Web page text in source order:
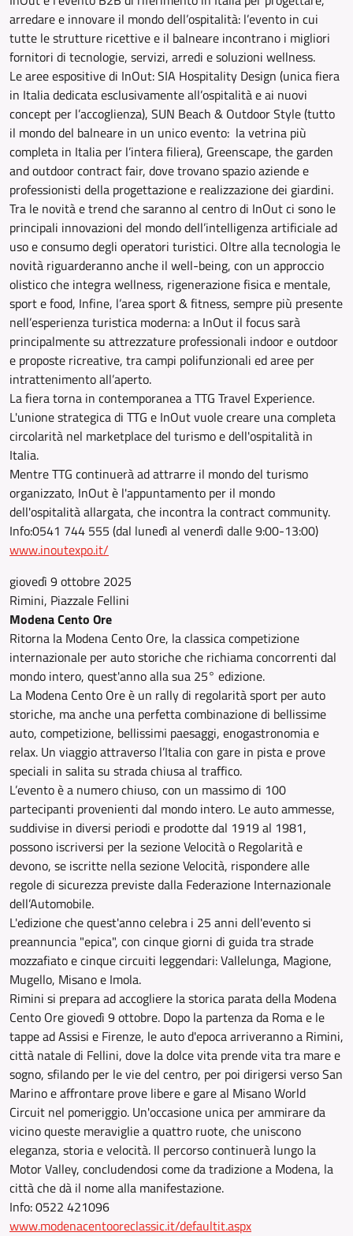
arredare e innovare il mondo dell’ospitalità: l’evento in cui
tutte le strutture ricettive e il balneare incontrano i migliori
fornitori di tecnologie, servizi, arredi e soluzioni wellness.
Le aree espositive di InOut: SIA Hospitality Design (unica fiera
in Italia dedicata esclusivamente all’ospitalità e ai nuovi
concept per l’accoglienza), SUN Beach & Outdoor Style (tutto
il mondo del balneare in un unico evento: la vetrina più
completa in Italia per l’intera filiera), Greenscape, the garden
and outdoor contract fair, dove trovano spazio aziende e
professionisti della progettazione e realizzazione dei giardini.
Tra le novità e trend che saranno al centro di InOut ci sono le
principali innovazioni del mondo dell’intelligenza artificiale ad
uso e consumo degli operatori turistici. Oltre alla tecnologia le
novità riguarderanno anche il well-being, con un approccio
olistico che integra wellness, rigenerazione fisica e mentale,
sport e food, Infine, l’area sport & fitness, sempre più presente
nell’esperienza turistica moderna: a InOut il focus sarà
principalmente su attrezzature professionali indoor e outdoor
e proposte ricreative, tra campi polifunzionali ed aree per
intrattenimento all’aperto.
La fiera torna in contemporanea a TTG Travel Experience.
L'unione strategica di TTG e InOut vuole creare una completa
circolarità nel marketplace del turismo e dell'ospitalità in
Italia.
Mentre TTG continuerà ad attrarre il mondo del turismo
organizzato, InOut è l'appuntamento per il mondo
dell'ospitalità allargata, che incontra la contract community.
Info:0541 744 555 (dal lunedì al venerdì dalle 9:00-13:00)
www.inoutexpo.it/
giovedì 9 ottobre 2025
Rimini, Piazzale Fellini
Modena Cento Ore
Ritorna la Modena Cento Ore, la classica competizione
internazionale per auto storiche che richiama concorrenti dal
mondo intero, quest'anno alla sua 25° edizione.
La Modena Cento Ore è un rally di regolarità sport per auto
storiche, ma anche una perfetta combinazione di bellissime
auto, competizione, bellissimi paesaggi, enogastronomia e
relax. Un viaggio attraverso l’Italia con gare in pista e prove
speciali in salita su strada chiusa al traffico.
L’evento è a numero chiuso, con un massimo di 100
partecipanti provenienti dal mondo intero. Le auto ammesse,
suddivise in diversi periodi e prodotte dal 1919 al 1981,
possono iscriversi per la sezione Velocità o Regolarità e
devono, se iscritte nella sezione Velocità, rispondere alle
regole di sicurezza previste dalla Federazione Internazionale
dell’Automobile.
L'edizione che quest'anno celebra i 25 anni dell'evento si
preannuncia "epica", con cinque giorni di guida tra strade
mozzafiato e cinque circuiti leggendari: Vallelunga, Magione,
Mugello, Misano e Imola.
Rimini si prepara ad accogliere la storica parata della Modena
Cento Ore giovedì 9 ottobre. Dopo la partenza da Roma e le
tappe ad Assisi e Firenze, le auto d'epoca arriveranno a Rimini,
città natale di Fellini, dove la dolce vita prende vita tra mare e
sogno, sfilando per le vie del centro, per poi dirigersi verso San
Marino e affrontare prove libere e gare al Misano World
Circuit nel pomeriggio. Un'occasione unica per ammirare da
vicino queste meraviglie a quattro ruote, che uniscono
eleganza, storia e velocità. Il percorso continuerà lungo la
Motor Valley, concludendosi come da tradizione a Modena, la
città che dà il nome alla manifestazione.
Info: 0522 421096
www.modenacentooreclassic.it/defaultit.aspx